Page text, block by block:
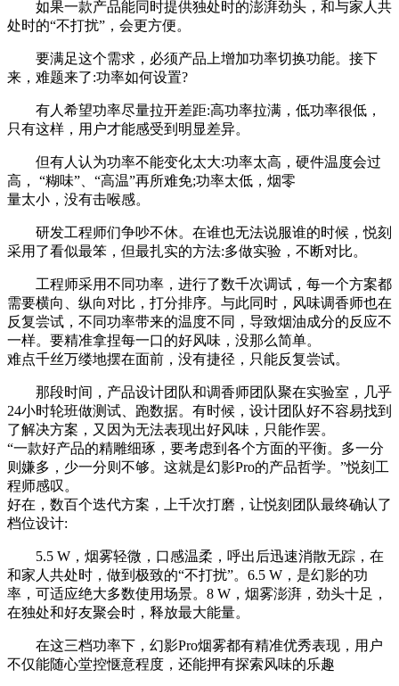
如果一款产品能同时提供独处时的澎湃劲头，和与家人共
处时的“不打扰”，会更方便。
要满足这个需求，必须产品上增加功率切换功能。接下
来，难题来了:功率如何设置?
有人希望功率尽量拉开差距:高功率拉满，低功率很低，
只有这样，用户才能感受到明显差异。
但有人认为功率不能变化太大:功率太高，硬件温度会过
高， “糊味”、“高温”再所难免;功率太低，烟零
量太小，没有击喉感。
研发工程师们争吵不休。在谁也无法说服谁的时候，悦刻
采用了看似最笨，但最扎实的方法:多做实验，不断对比。
工程师采用不同功率，进行了数千次调试，每一个方案都
需要横向、纵向对比，打分排序。与此同时，风味调香师也在
反复尝试，不同功率带来的温度不同，导致烟油成分的反应不
一样。要精准拿捏每一口的好风味，没那么简单。
难点千丝万缕地摆在面前，没有捷径，只能反复尝试。
那段时间，产品设计团队和调香师团队聚在实验室，几乎
24小时轮班做测试、跑数据。有时候，设计团队好不容易找到
了解决方案，又因为无法表现出好风味，只能作罢。
“一款好产品的精雕细琢，要考虑到各个方面的平衡。多一分
则嫌多，少一分则不够。这就是幻影Pro的产品哲学。”悦刻工
程师感叹。
好在，数百个迭代方案，上千次打磨，让悦刻团队最终确认了
档位设计:
5.5 W，烟雾轻微，口感温柔，呼出后迅速消散无踪，在
和家人共处时，做到极致的“不打扰”。6.5 W，是幻影的功
率，可适应绝大多数使用场景。8 W，烟雾澎湃，劲头十足，
在独处和好友聚会时，释放最大能量。
在这三档功率下，幻影Pro烟雾都有精准优秀表现，用户
不仅能随心堂控惬意程度，还能押有探索风味的乐趣